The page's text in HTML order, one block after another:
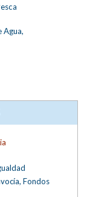
Agua,
Fondos